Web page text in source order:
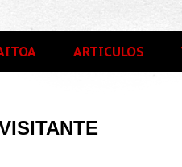
ARTICULOS